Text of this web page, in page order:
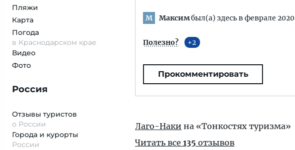
Пляжи
Карта
Погода
в Краснодарском крае
Видео
Фото
Россия
Отзывы туристов
о России
Города и курорты
России
М Максимбыл(а) здесь в феврале 2020
Полезно? 2
Прокомментировать
Лаго-Наки на «Тонкостях туризма»
Читать все 135 отзывов